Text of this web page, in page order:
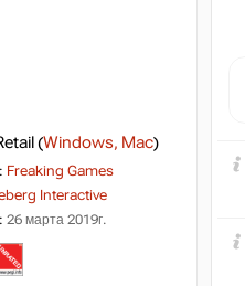
(Windows, Mac)
Freaking Games
Interactive
26 марта 2019г.